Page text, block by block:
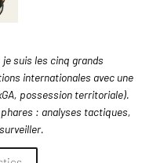
suis les cinq grands
internationales avec une
possession territoriale).
: analyses tactiques,